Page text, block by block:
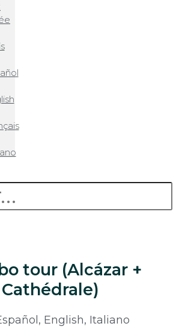
tour (Alcázar +
Cathédrale)
English, Italiano